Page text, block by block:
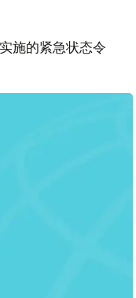
施的紧急状态令